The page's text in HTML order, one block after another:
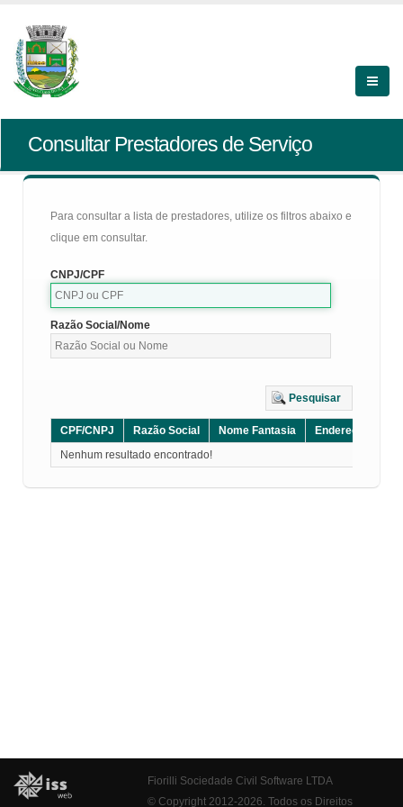
Consultar Prestadores de Serviço
Para consultar a lista de prestadores, utilize os filtros abaixo e
clique em consultar.
CNPJ/CPF
Razão Social/Nome
Pesquisar
CPF/CNPJ Razão Social Nome Fantasia Endereço
Nenhum resultado encontrado!
Fiorilli Sociedade Civil Software LTDA
© Copyright 2012-2026. Todos os Direitos